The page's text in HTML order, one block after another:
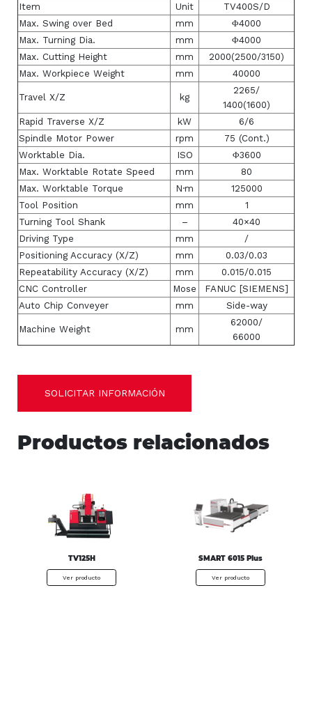
Item Unit
TV400S/D
Max. Swing over Bed
mm
Φ4000
Max. Turning Dia.
mm
Φ4000
Max. Cutting Height
mm
2000(2500/3150)
Max. Workpiece Weight
mm 40000
Travel X/Z kg
2265/
1400(1600)
Rapid Traverse X/Z
kW
6/6
Spindle Motor Power
rpm
75 (Cont.)
Worktable Dia.
ISO
Φ3600
Max. Worktable Rotate Speed
mm
80
Max. Worktable Torque
N·m
125000
Tool Position
mm
1
Turning Tool Shank
–
40×40
Driving Type
mm
/
Positioning Accuracy (X/Z)
mm
0.03/0.03
Repeatability Accuracy (X/Z)
mm
0.015/0.015
CNC Controller
Mose
FANUC [SIEMENS]
Auto Chip Conveyer
mm Side-way
Machine Weight mm
62000/
66000
SOLICITAR INFORMACIÓN
Productos relacionados
TV125H
Ver producto
SMART 6015 Plus
Ver producto